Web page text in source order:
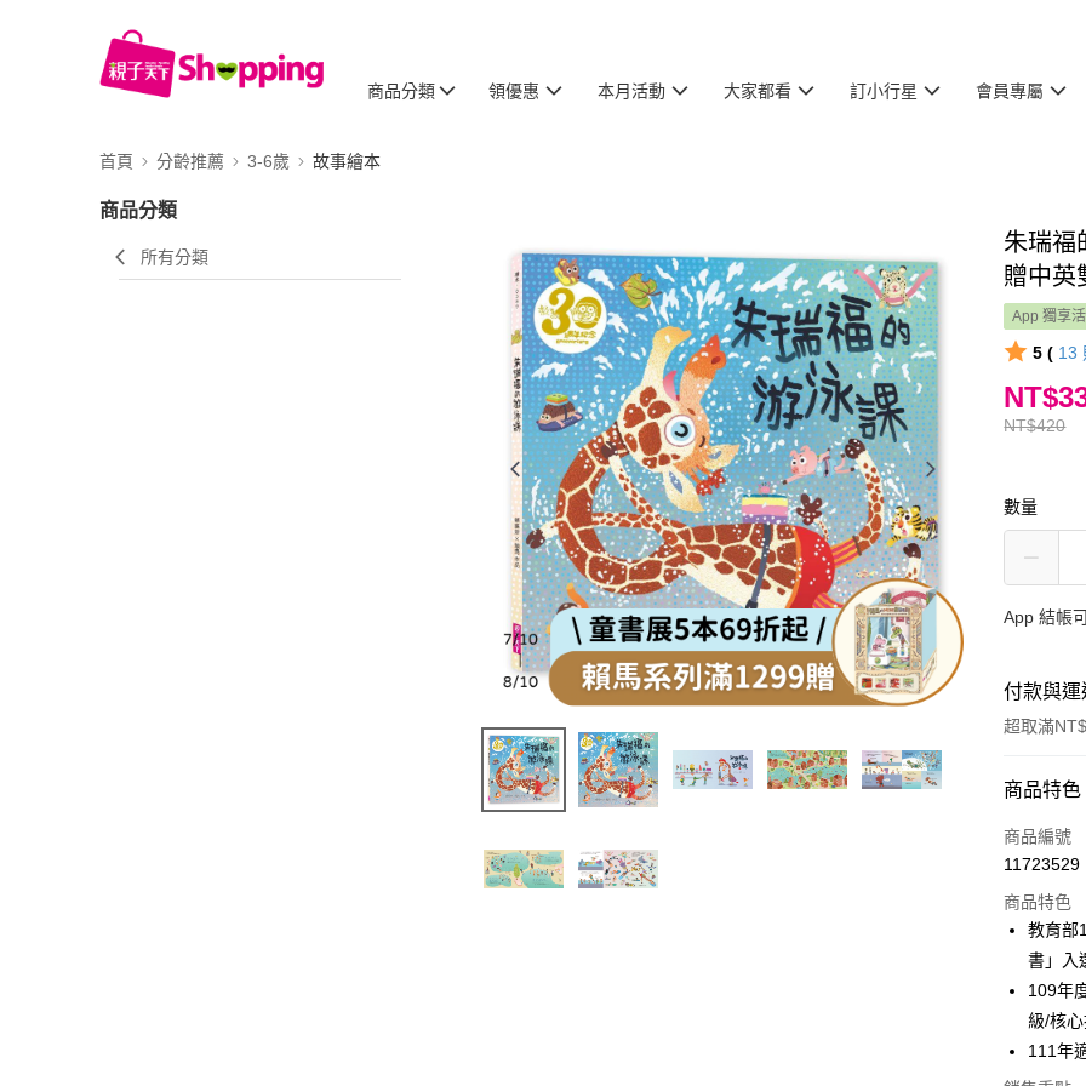
商品分類 領優惠 本月活動 大家都看 訂小行星 會員專屬
首頁 分齡推薦 3-6歲 故事繪本
商品分類
所有分類
朱瑞福
贈中英
App 獨享
5 ( 13
NT$420
數量
App 結帳
付款與
超取滿
付款方式
信用卡一
Apple Pay
大哥付你
相關說明
【大哥付
1.本服務
2.付款方
商品特色
商品編號
11723529
商品特色
教育部
書」入
109年
級/核
111年